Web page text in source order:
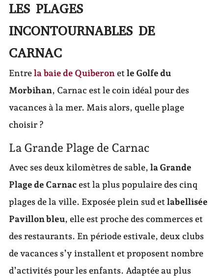
LES PLAGES
INCONTOURNABLES DE
CARNAC
Entrela baie de Quiberon etle Golfe du
Morbihan, Carnac est le coin idéal pour des
vacances à la mer. Mais alors, quelle plage
choisir ?
La Grande Plage de Carnac
Avec ses deux kilomètres de sable, la Grande
Plage de Carnacest la plus populaire des cinq
plages de la ville. Exposée plein sud etlabellisée
Pavillon bleu, elle est proche des commerces et
des restaurants. En période estivale, deux clubs
de vacances s’y installent et proposent nombre
d’activités pour les enfants. Adaptée au plus